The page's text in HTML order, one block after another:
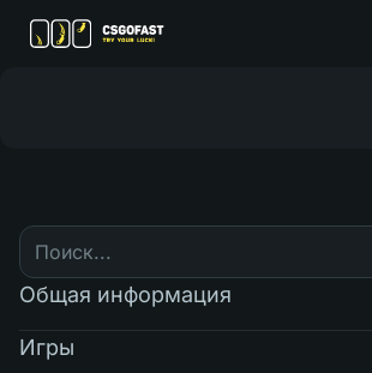
Общая информация
Игры